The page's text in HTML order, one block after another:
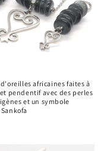
d'oreilles africaines faites à
pendentif avec des perles
et un symbole